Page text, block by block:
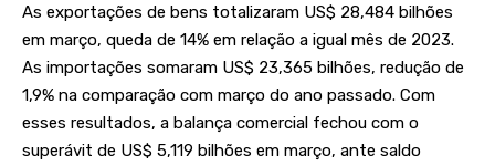
As exportações de bens totalizaram US$ 28,484 bilhões
em março, queda de 14% em relação a igual mês de 2023.
As importações somaram US$ 23,365 bilhões, redução de
1,9% na comparação com março do ano passado. Com
esses resultados, a balança comercial fechou com o
superávit de US$ 5,119 bilhões em março, ante saldo